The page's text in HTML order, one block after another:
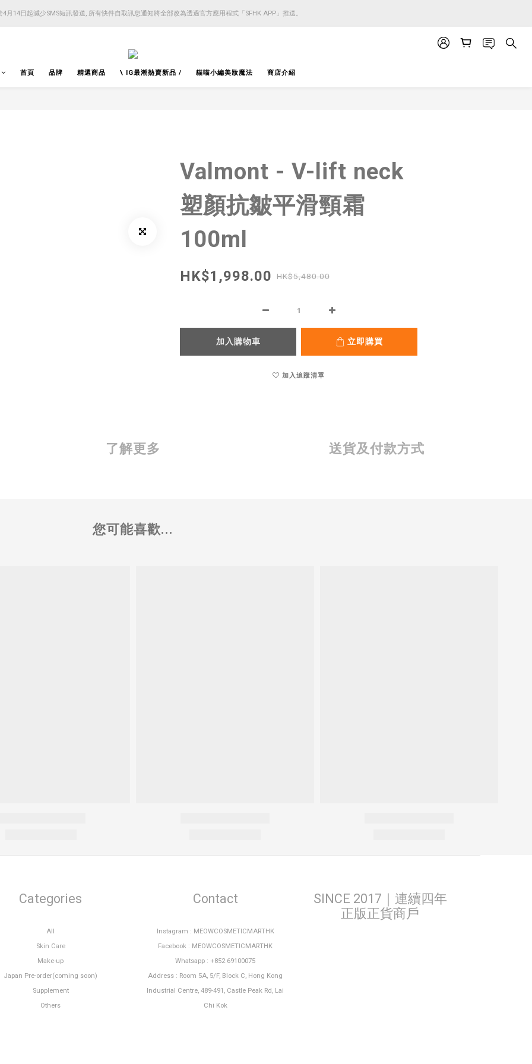
4月14日起減少SMS短訊發送, 所有快件自取訊息通知將全部改為透過官方應用程式「SFHK APP」推送。
4月14日起減少SMS短訊發送, 所有快件自取訊息通知將全部改為透過官方應用程式「SFHK APP」推送。
首頁 品牌 精選商品 \ IG最潮熱賣新品 / 貓喵小編美妝魔法 商店介紹
Valmont - V-lift neck
塑顏抗皺平滑頸霜
100ml
HK$1,998.00 HK$5,480.00
加入購物車 立即購買
加入追蹤清單
了解更多 送貨及付款方式
您可能喜歡...
Categories
All
Skin Care
Make-up
Japan Pre-order(coming soon)
Supplement
Others
Contact
Instagram : MEOWCOSMETICMARTHK
Facebook : MEOWCOSMETICMARTHK
Whatsapp : +852 69100075
Address : Room 5A, 5/F, Block C, Hong Kong
Industrial Centre, 489-491, Castle Peak Rd, Lai
Chi Kok
SINCE 2017｜連續四年
正版正貨商戶